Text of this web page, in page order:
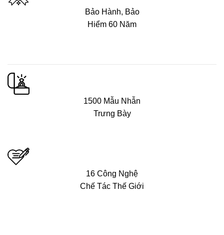
Bảo Hành, Bảo
Hiểm 60 Năm
1500 Mẫu Nhẫn
Trưng Bày
16 Công Nghệ
Chế Tác Thế Giới